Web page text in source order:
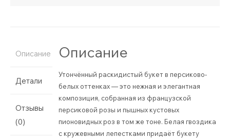
Описание
Детали
Отзывы
(0)
Описание
Утончённый раскидистый букет в персиково-
белых оттенках — это нежная и элегантная
композиция, собранная из французской
персиковой розы и пышных кустовых
пионовидных роз в том же тоне. Белая гвоздика
с кружевными лепестками придаёт букету